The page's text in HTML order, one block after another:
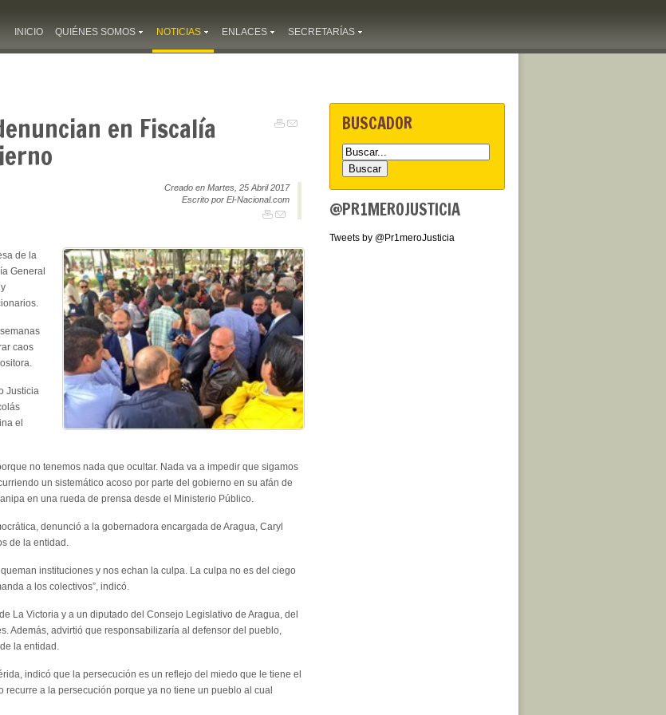
INICIO QUIÉNES SOMOS NOTICIAS ENLACES SECRETARÍAS
en Fiscalía
Creado en Martes, 25 Abril 2017
Escrito por El-Nacional.com
de la
General
caos
Justicia
el
no tenemos nada que ocultar. Nada va a impedir que sigamos
un sistemático acoso por parte del gobierno en su afán de
en una rueda de prensa desde el Ministerio Público.
denunció a la gobernadora encargada de Aragua, Caryl
de la entidad.
instituciones y nos echan la culpa. La culpa no es del ciego
a los colectivos”, indicó.
La Victoria y a un diputado del Consejo Legislativo de Aragua, del
Además, advirtió que responsabilizaría al defensor del pueblo,
la entidad.
indicó que la persecución es un reflejo del miedo que le tiene el
a la persecución porque ya no tiene un pueblo al cual
BUSCADOR
@PR1MEROJUSTICIA
Tweets by @Pr1meroJusticia